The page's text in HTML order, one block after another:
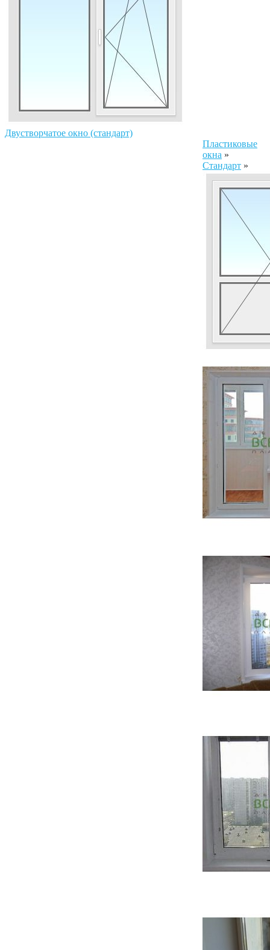
Двустворчатое окно (стандарт)
Пластиковые
окна »
Стандарт »